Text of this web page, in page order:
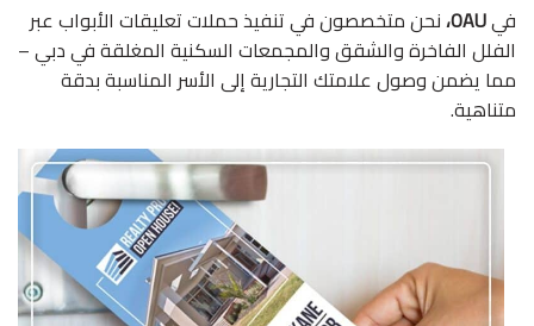
فيOAU، نحن متخصصون في تنفيذ حملات تعليقات الأبواب عبر
الفلل الفاخرة والشقق والمجمعات السكنية المغلقة في دبي –
مما يضمن وصول علامتك التجارية إلى الأسر المناسبة بدقة
متناهية.